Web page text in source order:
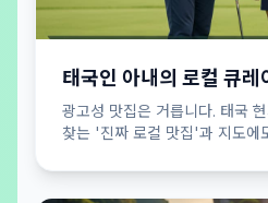
태국인 아내의 로컬 큐레
광고성 맛집은 거릅니다. 태국
찾는 '진짜 로컬 맛집'과 지도에